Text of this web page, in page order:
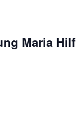
Maria Hilf